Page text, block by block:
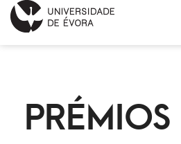
PROGRAMA
PRÉMIOS